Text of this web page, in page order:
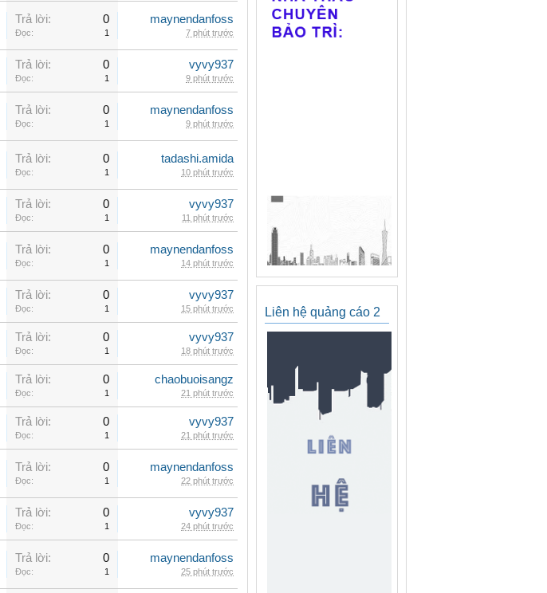
Trả lời: 0
Đọc: 1
maynendanfoss
7 phút trước
Trả lời: 0
Đọc: 1
vyvy937
9 phút trước
Trả lời: 0
Đọc: 1
maynendanfoss
9 phút trước
Trả lời: 0
Đọc: 1
tadashi.amida
10 phút trước
Trả lời: 0
Đọc: 1
vyvy937
11 phút trước
Trả lời: 0
Đọc: 1
maynendanfoss
14 phút trước
Trả lời: 0
Đọc: 1
vyvy937
15 phút trước
Trả lời: 0
Đọc: 1
vyvy937
18 phút trước
Trả lời: 0
Đọc: 1
chaobuoisangz
21 phút trước
Trả lời: 0
Đọc: 1
vyvy937
21 phút trước
Trả lời: 0
Đọc: 1
maynendanfoss
22 phút trước
Trả lời: 0
Đọc: 1
vyvy937
24 phút trước
Trả lời: 0
Đọc: 1
maynendanfoss
25 phút trước
Liên hệ quảng cáo 2